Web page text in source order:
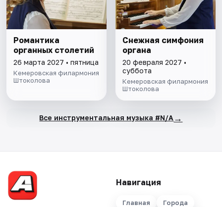
Романтика
органных столетий
26 марта 2027 • пятница
Кемеровская филармония
Штоколова
Снежная симфония
органа
20 февраля 2027 •
суббота
Кемеровская филармония
Штоколова
Все инструментальная музыка #N/A →
Навигация
Главная
Города